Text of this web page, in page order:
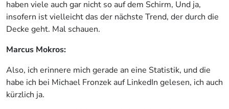
haben viele auch gar nicht so auf dem Schirm, Und ja,
insofern ist vielleicht das der nächste Trend, der durch die
Decke geht. Mal schauen.
Marcus Mokros:
Also, ich erinnere mich gerade an eine Statistik, und die
habe ich bei Michael Fronzek auf LinkedIn gelesen, ich auch
kürzlich ja.